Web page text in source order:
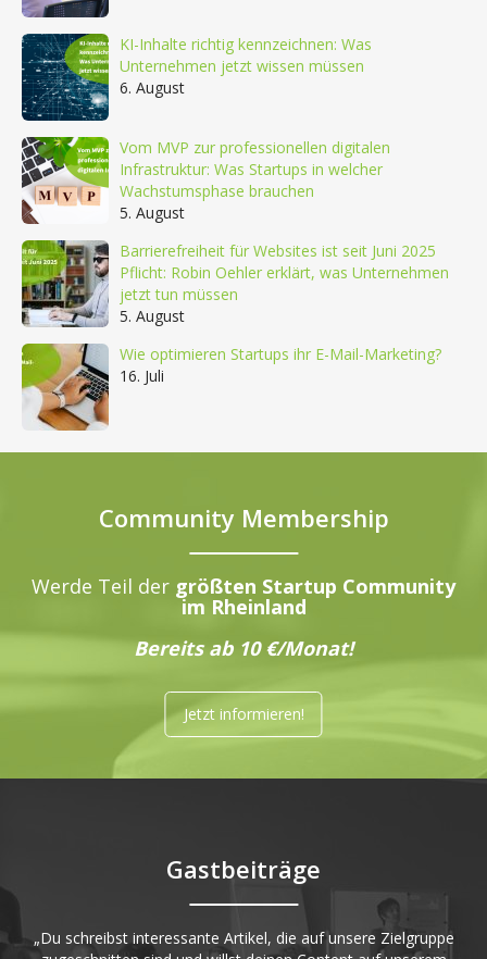
KI-Inhalte richtig kennzeichnen: Was
Unternehmen jetzt wissen müssen
6. August
Vom MVP zur professionellen digitalen
Infrastruktur: Was Startups in welcher
Wachstumsphase brauchen
5. August
Barrierefreiheit für Websites ist seit Juni 2025
Pflicht: Robin Oehler erklärt, was Unternehmen
jetzt tun müssen
5. August
Wie optimieren Startups ihr E-Mail-Marketing?
16. Juli
Community Membership
Werde Teil der größten Startup Community
im Rheinland
Bereits ab 10 €/Monat!
Jetzt informieren!
Gastbeiträge
„Du schreibst interessante Artikel, die auf unsere Zielgruppe